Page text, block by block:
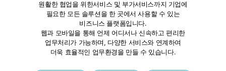
원활한 협업을 위한서비스 및 부가서비스까지 기업에
필요한 모든 솔루션을 한 곳에서 사용할 수 있는
비즈니스 플랫폼입니다.
웹과 모바일을 통해 언제 어디서나 신속하고 편리한
업무처리가 가능하며, 다양한 서비스와 연계하여
더욱 효율적인 업무환경을 만들 수 있습니다.